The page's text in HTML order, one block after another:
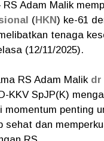
RS Adam Malik
(HKN) ke-61
tenaga
(12/11/2025).
RS Adam Malik dr
KKV SpJP(K)
momentum penting
sehat dan